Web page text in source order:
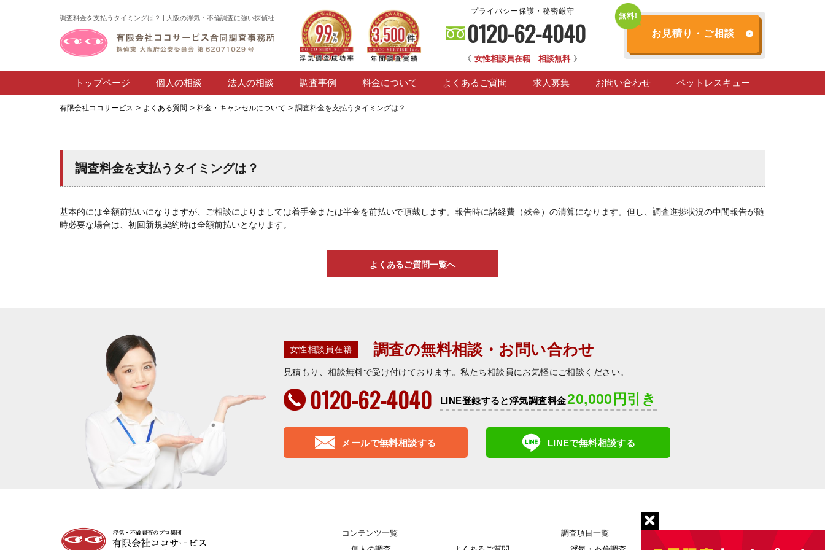
調査料金を支払うタイミングは？ | 大阪の浮気・不倫調査に強い探偵社
プライバシー保護・秘密厳守
0120-62-4040
《 女性相談員在籍 相談無料 》
お見積り・ご相談
トップページ 個人の相談 法人の相談 調査事例 料金について よくあるご質問 求人募集 お問い合わせ ペットレスキュー
有限会社ココサービス > よくある質問 > 料金・キャンセルについて > 調査料金を支払うタイミングは？
調査料金を支払うタイミングは？
基本的には全額前払いになりますが、ご相談によりましては着手金または半金を前払いで頂戴します。報告時に諸経費（残金）の清算になります。但し、調査進捗状況の中間報告が随
時必要な場合は、初回新規契約時は全額前払いとなります。
よくあるご質問一覧へ
女性相談員在籍 調査の無料相談・お問い合わせ
見積もり、相談無料で受け付けております。私たち相談員にお気軽にご相談ください。
0120-62-4040 LINE登録すると浮気調査料金20,000円引き
メールで無料相談する LINEで無料相談する
コンテンツ一覧
調査項目一覧